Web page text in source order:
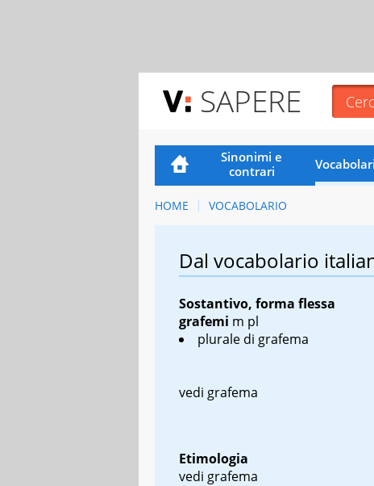
SAPERE
Sinonimi e
contrari
HOME VOCABOLARIO
Dal vocabolario
Sostantivo, forma flessa
grafemi m pl
plurale di grafema
vedi grafema
Etimologia
vedi grafema